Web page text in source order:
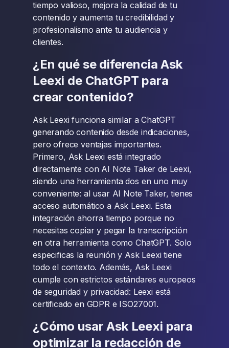
tiempo valioso, mejora la calidad de tu
contenido y aumenta tu credibilidad y
profesionalismo ante tu audiencia y
clientes.
¿En qué se diferencia Ask
Leexi de ChatGPT para
crear contenido?
Ask Leexi funciona similar a ChatGPT
generando contenido desde indicaciones,
pero ofrece ventajas importantes.
Primero, Ask Leexi está integrado
directamente con AI Note Taker de Leexi,
siendo una herramienta dos en uno muy
conveniente: al usar AI Note Taker, tienes
acceso automático a Ask Leexi. Esta
integración ahorra tiempo porque no
necesitas copiar y pegar la transcripción
en otra herramienta como ChatGPT. Solo
especificas la reunión y Ask Leexi tiene
todo el contexto. Además, Ask Leexi
cumple con estrictos estándares europeos
de seguridad y privacidad: Leexi está
certificado en GDPR e ISO27001.
¿Cómo usar Ask Leexi para
optimizar la redacción de